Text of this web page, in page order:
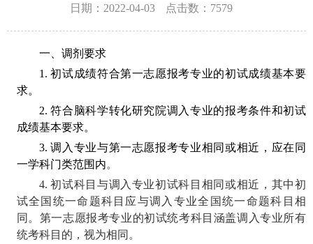
日期：2022-04-03 点击数： 7579
一、调剂要求
1.初试成绩符合第一志愿报考专业的初试成绩基本要
求。
2.符合脑科学转化研究院调入专业的报考条件和初试
成绩基本要求。
3.调入专业与第一志愿报考专业相同或相近，应在同
一学科门类范围内。
4.初试科目与调入专业初试科目相同或相近，其中初
试全国统一命题科目应与调入专业全国统一命题科目相
同。第一志愿报考专业的初试统考科目涵盖调入专业所有
统考科目的，视为相同。